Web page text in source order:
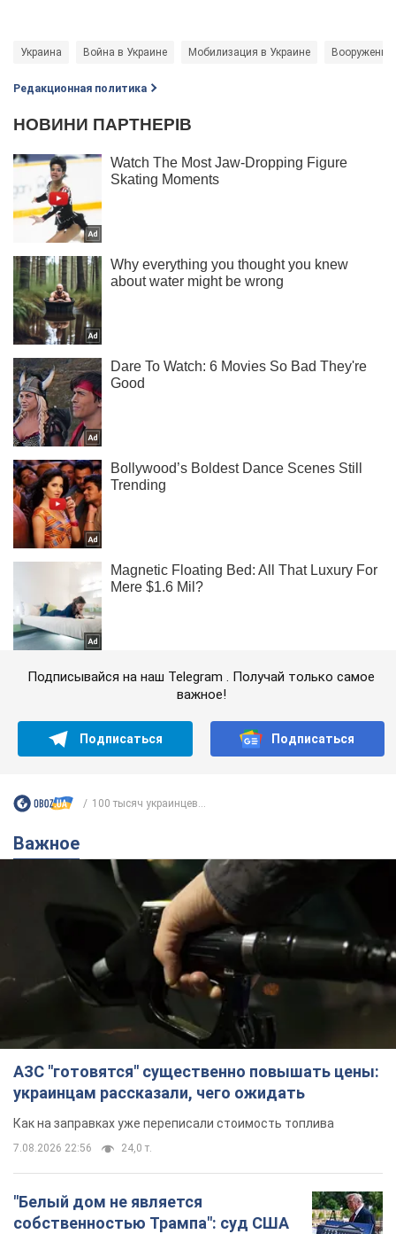
Украина Война в Украине Мобилизация в Украине
Редакционная политика
Подписывайся на наш Telegram . Получай только самое
важное!
Подписаться Подписаться
100 тысяч украинцев...
Важное
АЗС "готовятся" существенно повышать цены:
украинцам рассказали, чего ожидать
Как на заправках уже переписали стоимость топлива
7.08.2026 22:56 24,0 т.
"Белый дом не является
собственностью Трампа": суд США